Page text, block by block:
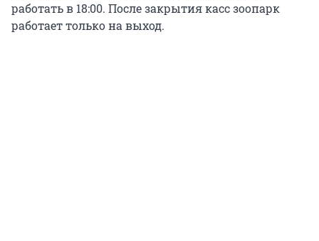
работать в 18:00. После закрытия касс зоопарк
работает только на выход.